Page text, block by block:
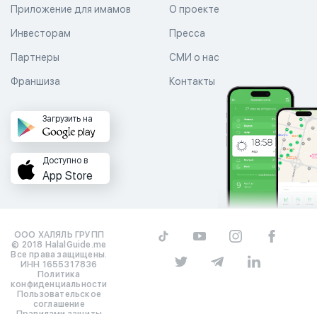
Приложение для имамов О проекте
Пресса
СМИ о нас
Контакты
Инвесторам
Партнеры
Франшиза
Загрузить на
Доступно в
App Store
ООО ХАЛЯЛЬ ГРУПП
© 2018 HalalGuide.me
Все права защищены.
ИНН 1655317836
Политика
конфиденциальности
Пользовательское
соглашение